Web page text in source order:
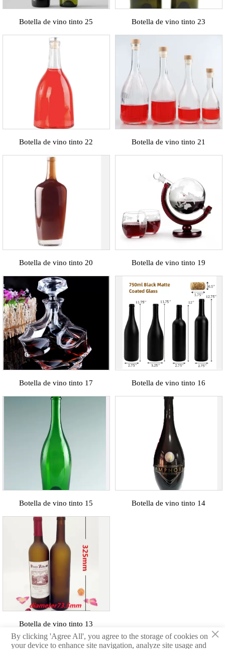
Botella de vino tinto 25 Botella de vino tinto 23
Botella de vino tinto 22 Botella de vino tinto 21
Botella de vino tinto 20 Botella de vino tinto 19
Botella de vino tinto 17 Botella de vino tinto 16
Botella de vino tinto 15 Botella de vino tinto 14
Botella de vino tinto 13
×
By clicking 'Agree All', you agree to the storage of cookies on
your device to enhance site navigation, analyze site usage and